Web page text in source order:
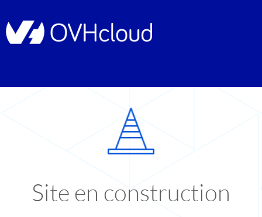
Site en construction